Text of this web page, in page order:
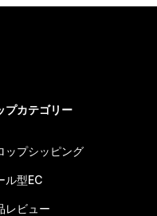
プカテゴリー
ップシッピング
ル型EC
レビュー